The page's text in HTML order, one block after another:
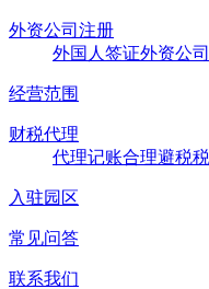
外资公司注册
外国人签证外资公
经营范围
财税代理
代理记账合理避税
入驻园区
常见问答
联系我们